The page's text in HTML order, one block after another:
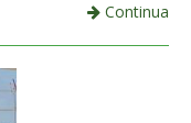
Continua